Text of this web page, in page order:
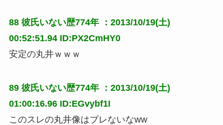
88 彼氏いない歴774年
：2013/10/19(土)
00:52:51.94 ID:PX2CmHY0
安定の丸井ｗｗｗ
89 彼氏いない歴774年
：2013/10/19(土)
01:00:16.96 ID:EGvybf1I
このスレの丸井像はブレないなww